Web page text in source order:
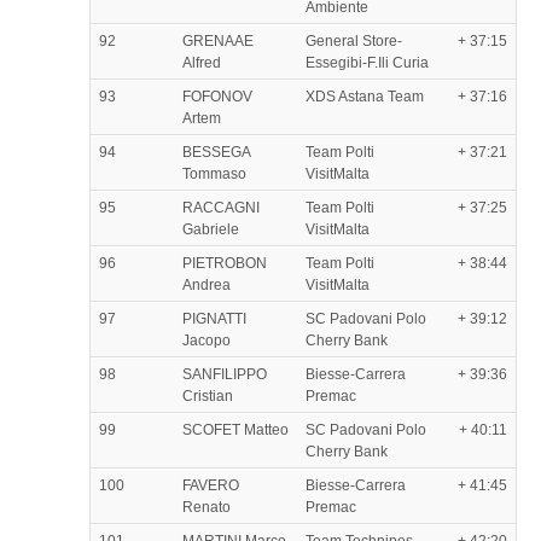
Ambiente
92
GRENAAE
Alfred
General Store-
Essegibi-F.Ili Curia
+ 37:15
93
FOFONOV
Artem
XDS Astana Team + 37:16
94
BESSEGA
Tommaso
Team Polti
VisitMalta
+ 37:21
95
RACCAGNI
Gabriele
Team Polti
VisitMalta
+ 37:25
96
PIETROBON
Andrea
Team Polti
VisitMalta
+ 38:44
97
PIGNATTI
Jacopo
SC Padovani Polo
Cherry Bank
+ 39:12
98
SANFILIPPO
Cristian
Biesse-Carrera
Premac
+ 39:36
99 SCOFET Matteo
SC Padovani Polo
Cherry Bank
+ 40:11
100
FAVERO
Renato
Biesse-Carrera
Premac
+ 41:45